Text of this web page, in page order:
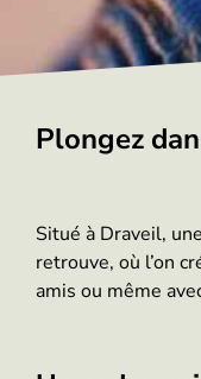
Plongez
Situé à Draveil,
retrouve, où l’on
amis ou même